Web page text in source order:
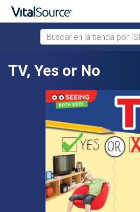
Buscar en la tienda por
TV, Yes or No